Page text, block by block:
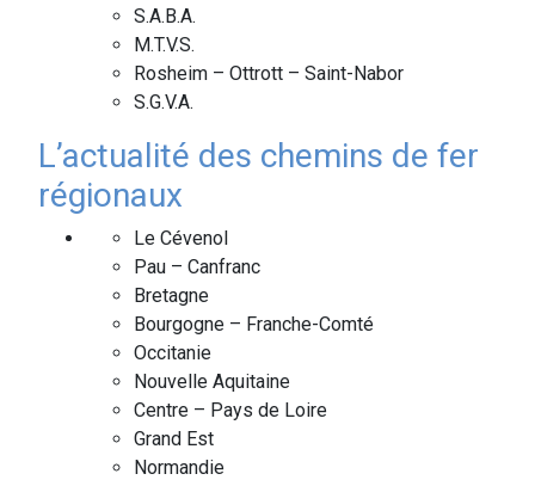
S.A.B.A.
M.T.V.S.
Rosheim – Ottrott – Saint-Nabor
S.G.V.A.
L’actualité des chemins de fer
régionaux
Le Cévenol
Pau – Canfranc
Bretagne
Bourgogne – Franche-Comté
Occitanie
Nouvelle Aquitaine
Centre – Pays de Loire
Grand Est
Normandie